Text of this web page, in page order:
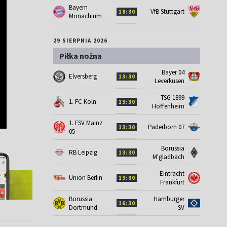
Bayern
Monachium
18:30 VfB Stuttgart
29 SIERPNIA 2026
Piłka nożna
Elversberg 13:30
Bayer 04
Leverkusen
1. FC Koln 13:30
TSG 1899
Hoffenheim
1. FSV Mainz
05
13:30 Paderborn 07
RB Leipzig 13:30
Borussia
M'gladbach
Union Berlin 13:30
Eintracht
Frankfurt
Borussia
Dortmund
16:30
Hamburger
SV